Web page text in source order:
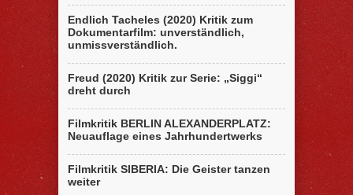
Endlich Tacheles (2020) Kritik zum
Dokumentarfilm: unverständlich,
unmissverständlich.
Freud (2020) Kritik zur Serie: „Siggi“
dreht durch
Filmkritik BERLIN ALEXANDERPLATZ:
Neuauflage eines Jahrhundertwerks
Filmkritik SIBERIA: Die Geister tanzen
weiter